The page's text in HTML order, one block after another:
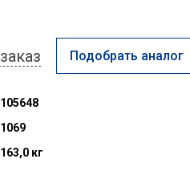
Подобрать аналог
105648
1069
163,0 кг